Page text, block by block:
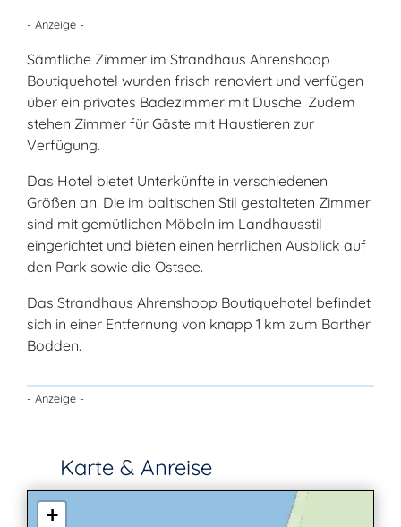
- Anzeige -
Sämtliche Zimmer im Strandhaus Ahrenshoop
Boutiquehotel wurden frisch renoviert und verfügen
über ein privates Badezimmer mit Dusche. Zudem
stehen Zimmer für Gäste mit Haustieren zur
Verfügung.
Das Hotel bietet Unterkünfte in verschiedenen
Größen an. Die im baltischen Stil gestalteten Zimmer
sind mit gemütlichen Möbeln im Landhausstil
eingerichtet und bieten einen herrlichen Ausblick auf
den Park sowie die Ostsee.
Das Strandhaus Ahrenshoop Boutiquehotel befindet
sich in einer Entfernung von knapp 1 km zum Barther
Bodden.
- Anzeige -
Karte & Anreise
+